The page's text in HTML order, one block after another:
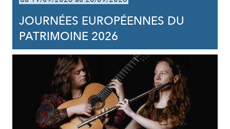
JOURNÉES EUROPÉENNES DU
PATRIMOINE 2026